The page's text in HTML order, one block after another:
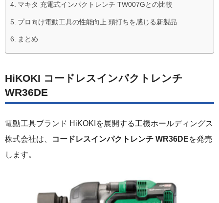
マキタ 充電式インパクトレンチ TW007Gとの比較
プロ向け電動工具の性能向上 頭打ちを感じる新製品
まとめ
HiKOKI コードレスインパクトレンチ
WR36DE
電動工具ブランド HiKOKIを展開する工機ホールディングス
株式会社は、
コードレスインパクトレンチ WR36DEを発売
します。